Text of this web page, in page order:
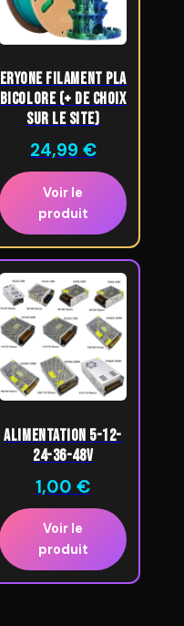
ERYONE Filament PLA
bicolore (+ de choix
sur le site)
24,99 €
Voir le
produit
Alimentation 5-12-
24-36-48V
1,00€
Voir le
produit